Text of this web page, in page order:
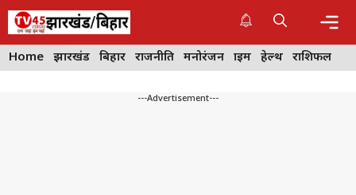
Skip
content
Home झारखंड बिहार राजनीति मनोरंजन क्राइम हेल्थ राशिफल
---Advertisement---